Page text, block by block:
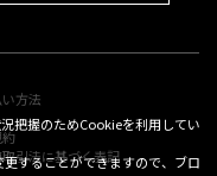
方法
引法に基づく表記
把握のためCookieを利用してい
することができますので、ブロ